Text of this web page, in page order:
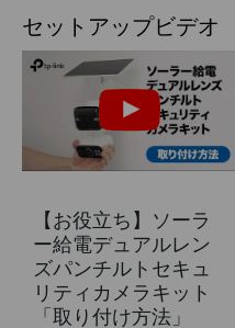
セットアップビデオ
【お役立ち】ソーラ
ー給電デュアルレン
ズパンチルトセキュ
リティカメラキット
「取り付け方法」